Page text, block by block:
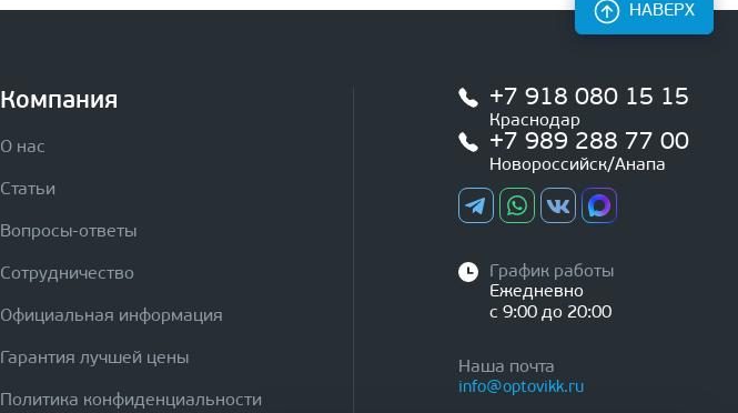
Компания
О нас
Статьи
Вопросы-ответы
Сотрудничество
Официальная информация
Гарантия лучшей цены
Политика конфиденциальности
+7 918 080 15 15
Краснодар
+7 989 288 77 00
Новороссийск/Анапа
График работы
Ежедневно
с 9:00 до 20:00
Наша почта
info@optovikk.ru
НАВЕРХ